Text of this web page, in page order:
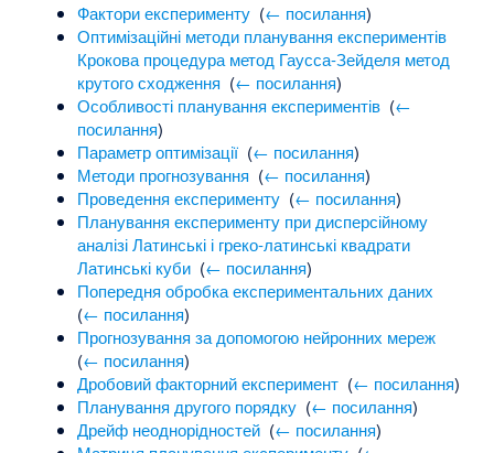
Фактори експерименту (← посилання)
Оптимізаційні методи планування експериментів
Крокова процедура метод Гаусса-Зейделя метод
крутого сходження (← посилання)
Особливості планування експериментів (←
посилання)
Параметр оптимізації (← посилання)
Методи прогнозування (← посилання)
Проведення експерименту (← посилання)
Планування експерименту при дисперсійному
аналізі Латинські і греко-латинські квадрати
Латинські куби (← посилання)
Попередня обробка експериментальних даних
(← посилання)
Прогнозування за допомогою нейронних мереж
(← посилання)
Дробовий факторний експеримент (← посилання)
Планування другого порядку (← посилання)
Дрейф неоднорідностей (← посилання)